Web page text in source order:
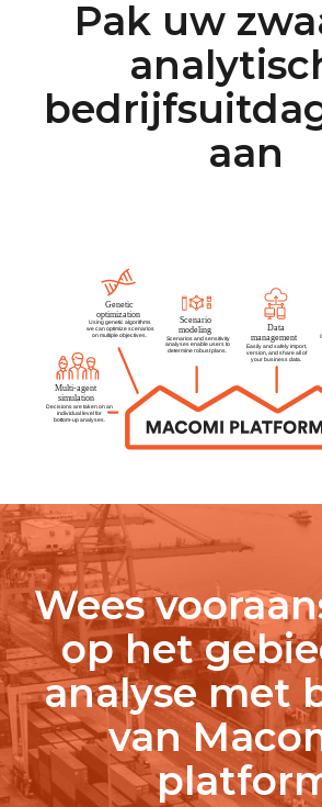
Pak uw
aan
Wees
op het
analyse met
van